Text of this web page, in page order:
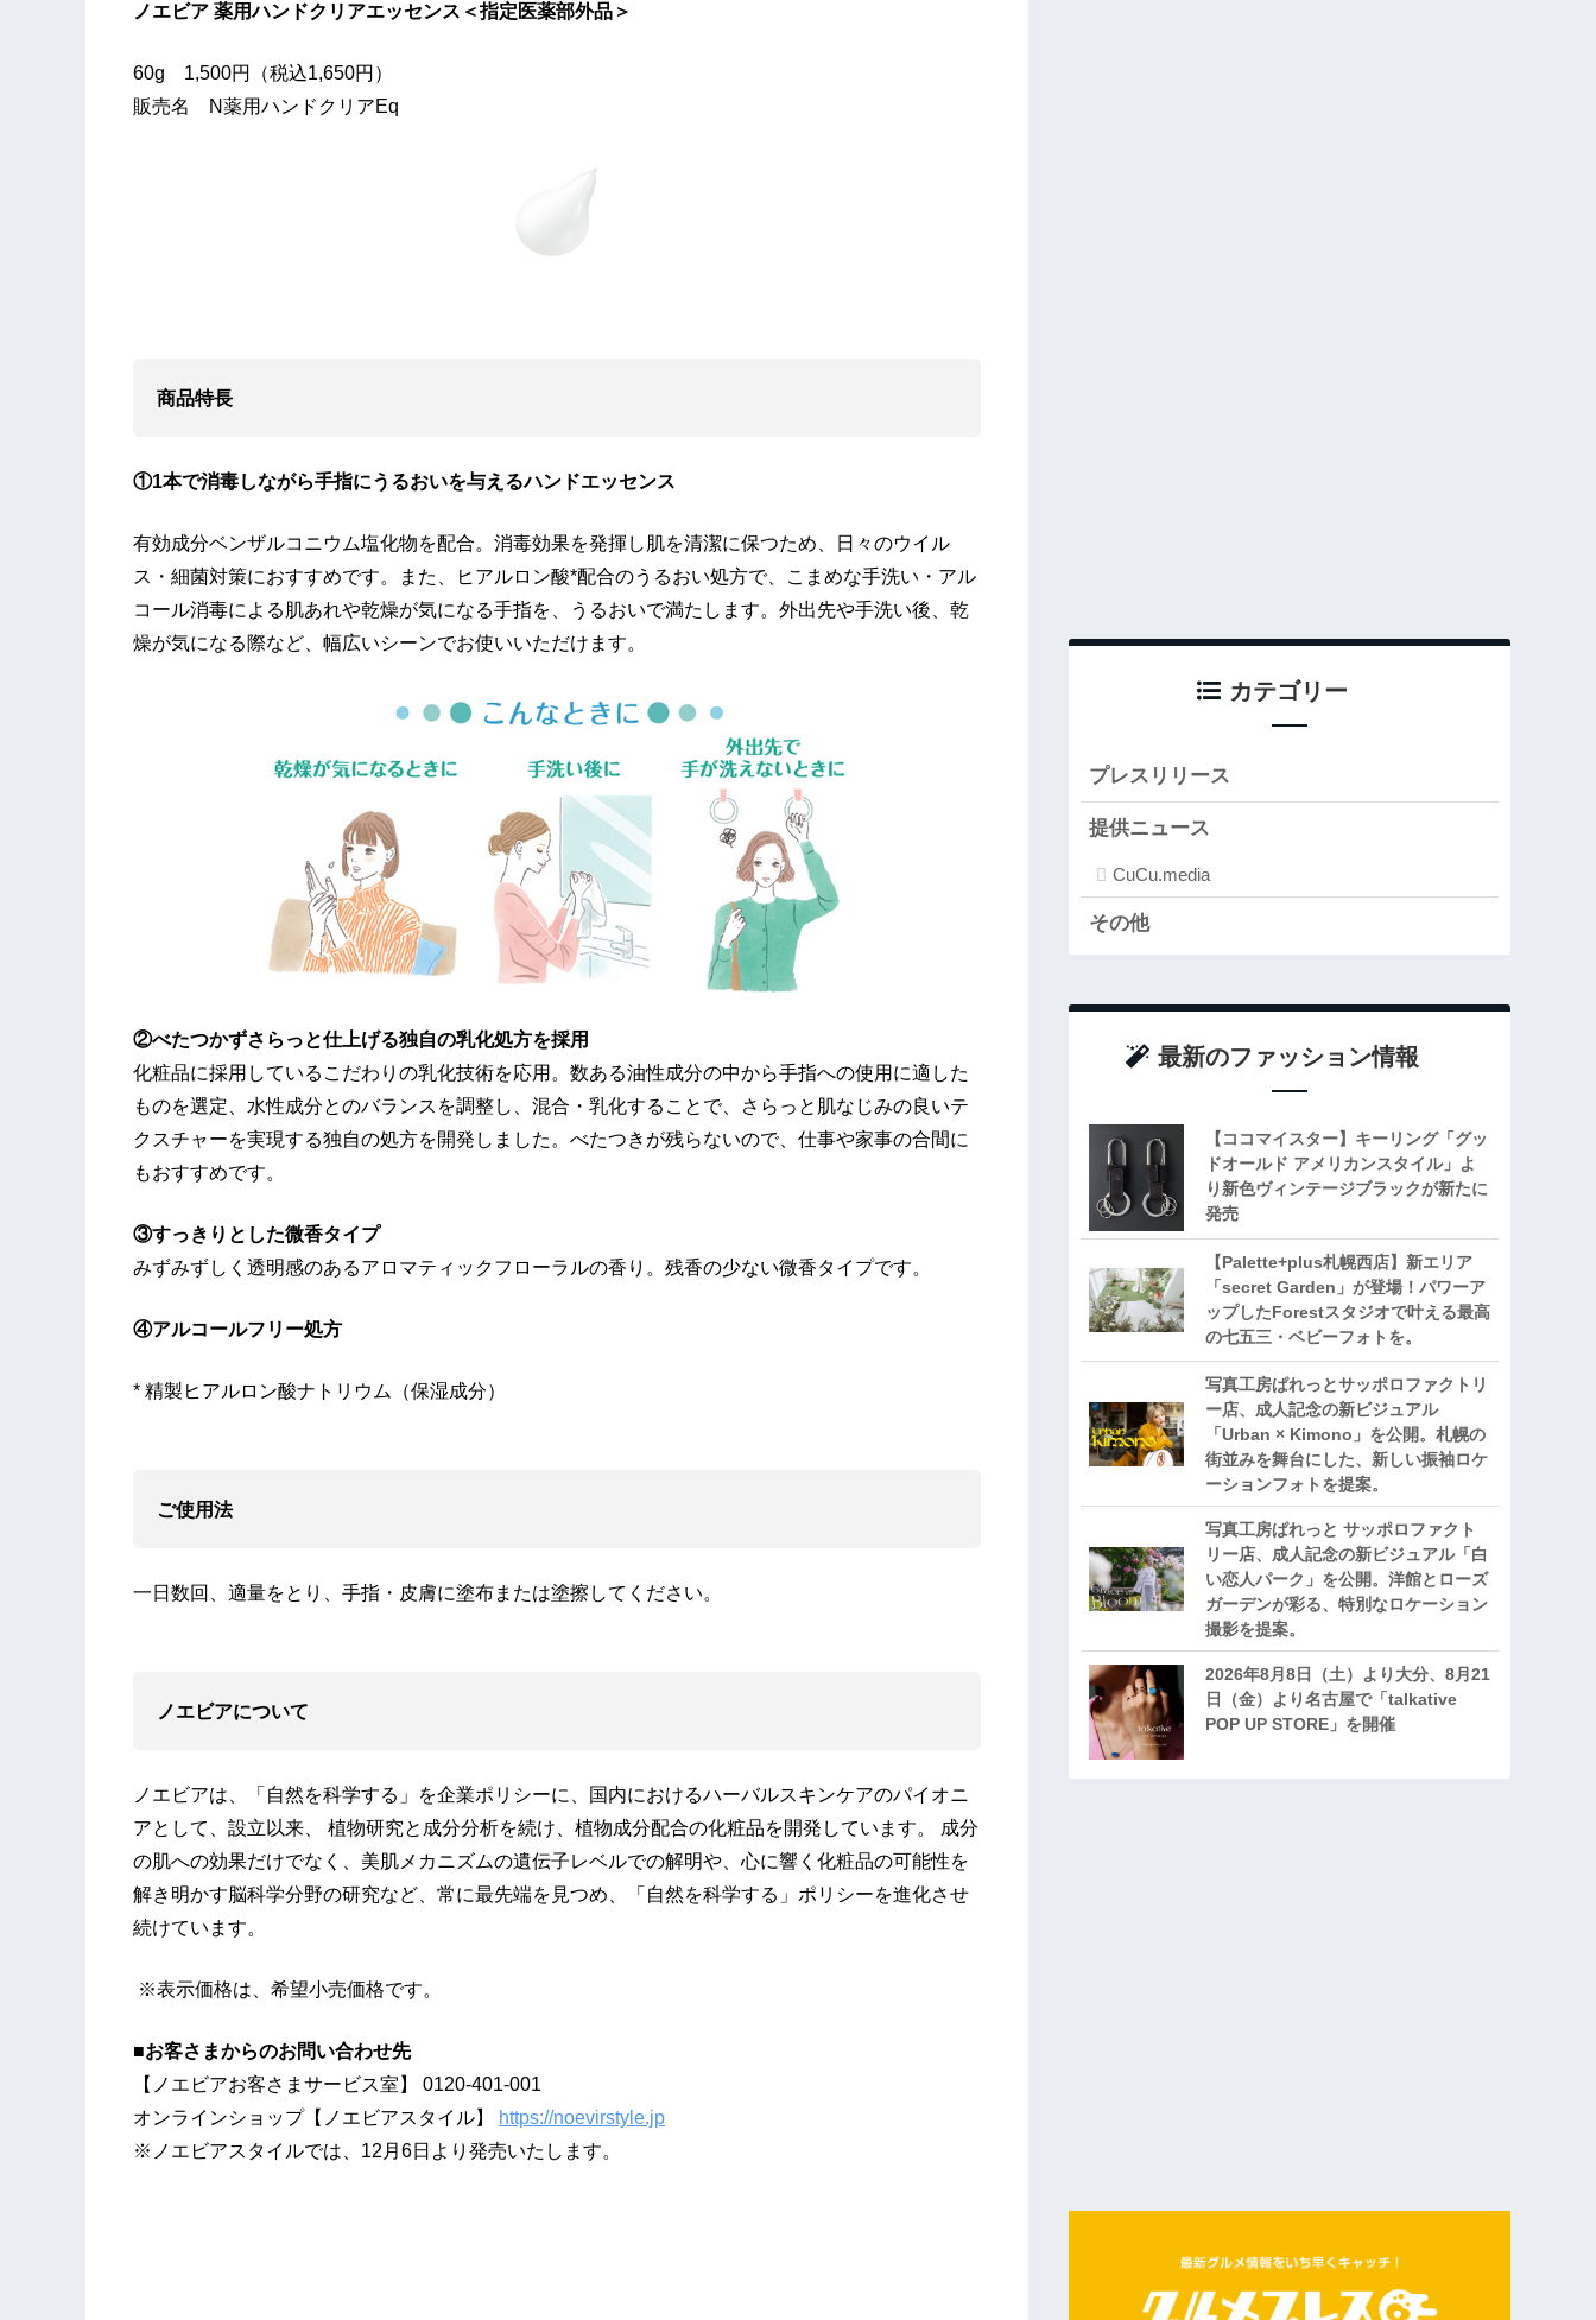
ノエビア 薬用ハンドクリアエッセンス＜指定医薬部外品＞
60g 1,500円（税込1,650円）
販売名 N薬用ハンドクリアEq
商品特長
①1本で消毒しながら手指にうるおいを与えるハンドエッセンス
有効成分ベンザルコニウム塩化物を配合。消毒効果を発揮し肌を清潔に保つため、日々のウイル
ス・細菌対策におすすめです。また、ヒアルロン酸*配合のうるおい処方で、こまめな手洗い・アル
コール消毒による肌あれや乾燥が気になる手指を、うるおいで満たします。外出先や手洗い後、乾
燥が気になる際など、幅広いシーンでお使いいただけます。
②べたつかずさらっと仕上げる独自の乳化処方を採用
化粧品に採用しているこだわりの乳化技術を応用。数ある油性成分の中から手指への使用に適した
ものを選定、水性成分とのバランスを調整し、混合・乳化することで、さらっと肌なじみの良いテ
クスチャーを実現する独自の処方を開発しました。べたつきが残らないので、仕事や家事の合間に
もおすすめです。
③すっきりとした微香タイプ
みずみずしく透明感のあるアロマティックフローラルの香り。残香の少ない微香タイプです。
④アルコールフリー処方
* 精製ヒアルロン酸ナトリウム（保湿成分）
ご使用法
一日数回、適量をとり、手指・皮膚に塗布または塗擦してください。
ノエビアについて
ノエビアは、「自然を科学する」を企業ポリシーに、国内におけるハーバルスキンケアのパイオニ
アとして、設立以来、 植物研究と成分分析を続け、植物成分配合の化粧品を開発しています。 成分
の肌への効果だけでなく、美肌メカニズムの遺伝子レベルでの解明や、心に響く化粧品の可能性を
解き明かす脳科学分野の研究など、常に最先端を見つめ、「自然を科学する」ポリシーを進化させ
続けています。
※表示価格は、希望小売価格です。
■お客さまからのお問い合わせ先
【ノエビアお客さまサービス室】 0120-401-001
オンラインショップ【ノエビアスタイル】
https://noevirstyle.jp
※ノエビアスタイルでは、12月6日より発売いたします。
カテゴリー
プレスリリース
提供ニュース
CuCu.media
その他
最新のファッション情報
【ココマイスター】キーリング「グッ
ドオールド アメリカンスタイル」よ
り新色ヴィンテージブラックが新たに
発売
【Palette+plus札幌西店】新エリア
「secret Garden」が登場！パワーア
ップしたForestスタジオで叶える最高
の七五三・ベビーフォトを。
写真工房ぱれっとサッポロファクトリ
ー店、成人記念の新ビジュアル
「Urban × Kimono」を公開。札幌の
街並みを舞台にした、新しい振袖ロケ
ーションフォトを提案。
写真工房ぱれっと サッポロファクト
リー店、成人記念の新ビジュアル「白
い恋人パーク」を公開。洋館とローズ
ガーデンが彩る、特別なロケーション
撮影を提案。
2026年8月8日（土）より大分、8月21
日（金）より名古屋で「talkative
POP UP STORE」を開催